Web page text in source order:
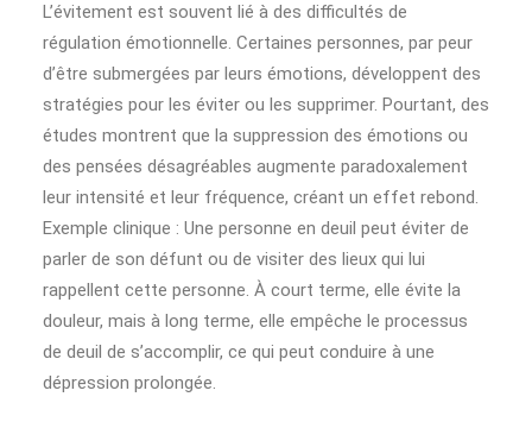
L’évitement est souvent lié à des difficultés de
régulation émotionnelle. Certaines personnes, par peur
d’être submergées par leurs émotions, développent des
stratégies pour les éviter ou les supprimer. Pourtant, des
études montrent que la suppression des émotions ou
des pensées désagréables augmente paradoxalement
leur intensité et leur fréquence, créant un effet rebond.
Exemple clinique : Une personne en deuil peut éviter de
parler de son défunt ou de visiter des lieux qui lui
rappellent cette personne. À court terme, elle évite la
douleur, mais à long terme, elle empêche le processus
de deuil de s’accomplir, ce qui peut conduire à une
dépression prolongée.